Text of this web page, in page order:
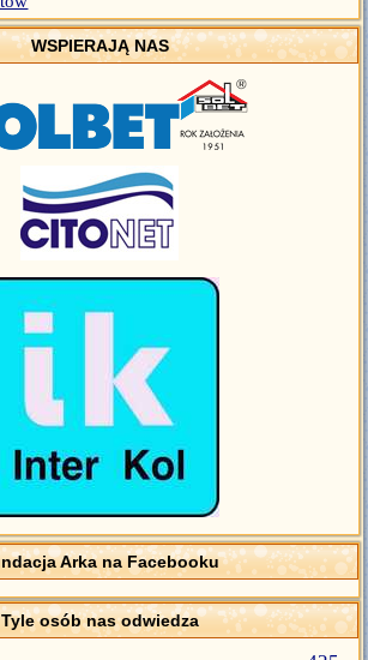
WSPIERAJĄ NAS
Arka na Facebooku
Tyle osób nas odwiedza